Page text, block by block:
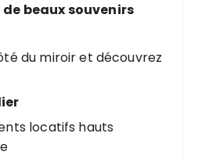
beaux souvenirs
du miroir et découvrez
locatifs hauts